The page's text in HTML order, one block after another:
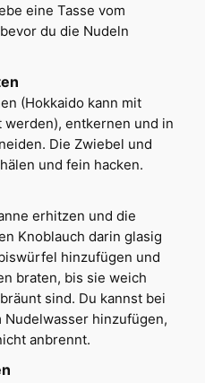
eine Tasse vom
du die Nudeln
(Hokkaido kann mit
werden), entkernen und in
Die Zwiebel und
und fein hacken.
erhitzen und die
Knoblauch darin glasig
hinzufügen und
braten, bis sie weich
sind. Du kannst bei
Nudelwasser hinzufügen,
anbrennt.